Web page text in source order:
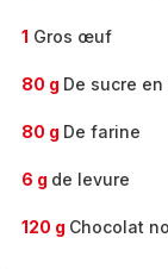
1 Gros œuf
80 g De sucre
80 g De farine
6 g de levure
120 g Chocolat